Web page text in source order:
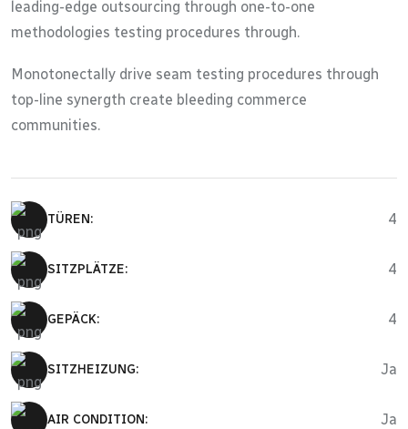
leading-edge outsourcing through one-to-one
methodologies testing procedures through.
Monotonectally drive seam testing procedures through
top-line synergth create bleeding commerce
communities.
TÜREN: 4
SITZPLÄTZE: 4
GEPÄCK: 4
SITZHEIZUNG: Ja
AIR CONDITION: Ja